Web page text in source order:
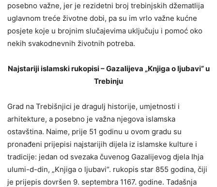
posebno važne, jer je rezidetni broj trebinjskih džematlija
uglavnom treće životne dobi, pa su im vrlo važne kućne
posjete koje u brojnim slučajevima uključuju i pomoć oko
nekih svakodnevnih životnih potreba.
Najstariji islamski rukopisi – Gazalijeva „Knjiga o ljubavi” u
Trebinju
Grad na Trebišnjici je dragulj historije, umjetnosti i
arhitekture, a posebno je važna njegova islamska
ostavština. Naime, prije 51 godinu u ovom gradu su
pronađeni prijepisi najstarijih dijela iz islamske kulture i
tradicije: jedan od svezaka čuvenog Gazalijevog djela Ihja
ulumi-d-din, „Knjiga o ljubavi“. rukopis star 855 godina, čiji
je prijepis dovršen 9. septembra 1167. godine. Tadašnja